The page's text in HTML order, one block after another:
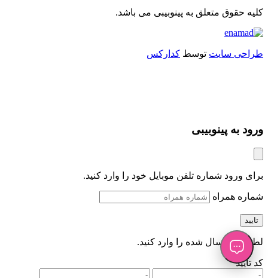
کلیه حقوق متعلق به پینوبیبی می باشد.
طراحی سایت توسط کدارکس
ورود به پینوبیبی
برای ورود شماره تلفن موبایل خود را وارد کنید.
شماره همراه
تایید
لطفا کد ارسال شده را وارد کنید.
کد تایید